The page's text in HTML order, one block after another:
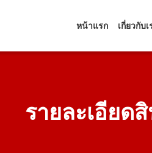
หน้าแรก เกี่ยวกับเ
รายละเอียด